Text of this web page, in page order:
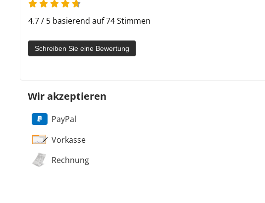
4.7 / 5 basierend auf 74 Stimmen
Schreiben Sie eine Bewertung
Wir akzeptieren
PayPal
Vorkasse
Rechnung